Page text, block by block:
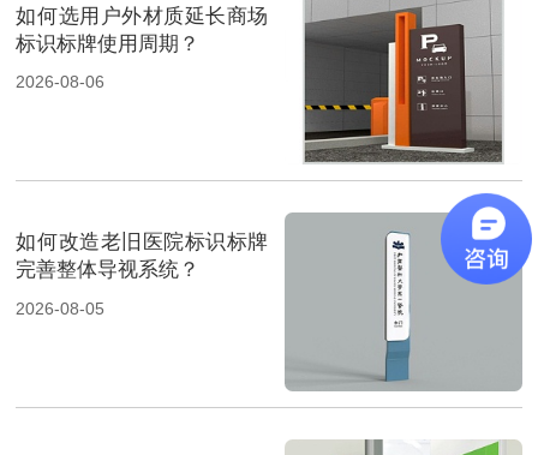
如何选用户外材质延长商场
标识标牌使用周期？
2026-08-06
如何改造老旧医院标识标牌
完善整体导视系统？
2026-08-05